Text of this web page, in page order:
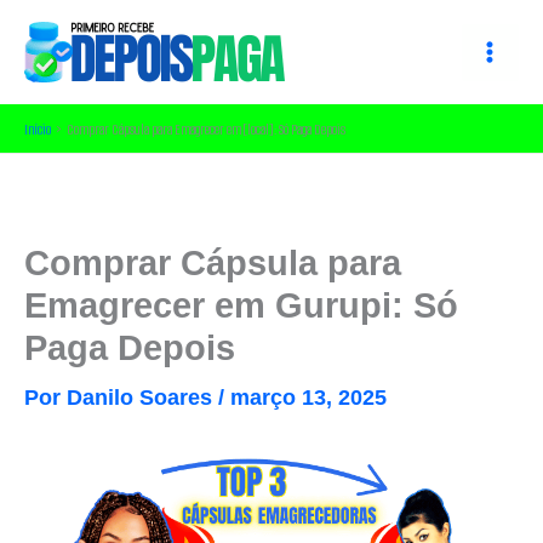
para
conteúdo
Início Comprar Cápsula para Emagrecer em [local]: Só Paga Depois
Comprar Cápsula para
Emagrecer em Gurupi: Só
Paga Depois
Por Danilo Soares / março 13, 2025